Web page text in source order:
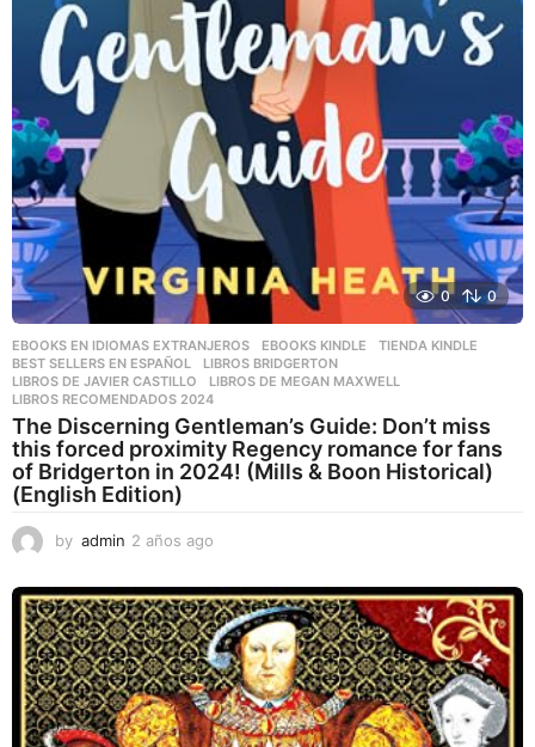
0 0
EBOOKS EN IDIOMAS EXTRANJEROS ,EBOOKS KINDLE ,TIENDA KINDLE
BEST SELLERS EN ESPAÑOL
,LIBROS BRIDGERTON
LIBROS DE JAVIER CASTILLO
,LIBROS DE MEGAN MAXWELL
LIBROS RECOMENDADOS 2024
The Discerning Gentleman’s Guide: Don’t miss
this forced proximity Regency romance for fans
of Bridgerton in 2024! (Mills & Boon Historical)
(English Edition)
by admin 2 años ago
ñ
o
s
a
g
o